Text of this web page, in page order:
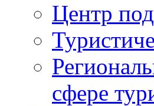
Центр
сфере